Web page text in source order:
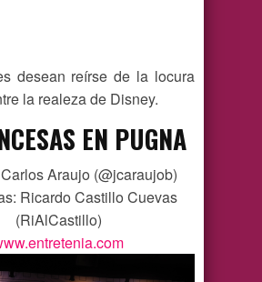
desean reírse de la locura
la realeza de Disney.
EN PUGNA
Araujo (@jcaraujob)
Ricardo Castillo Cuevas
(RiAlCastillo)